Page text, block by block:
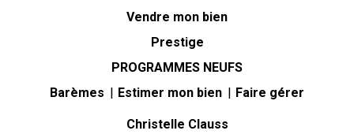
Vendre mon bien
Prestige
PROGRAMMES NEUFS
Barèmes
Estimer mon bien Faire gérer
Christelle Clauss